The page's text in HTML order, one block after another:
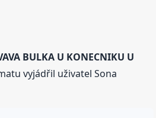
BULKA U KONECNIKU U
vyjádřil uživatel Sona